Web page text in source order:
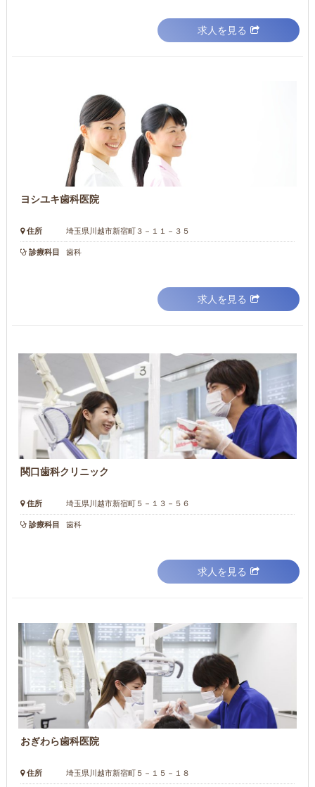
求人を見る
ヨシユキ歯科医院
住所 埼玉県川越市新宿町３－１１－３５
診療科目 歯科
求人を見る
関口歯科クリニック
住所 埼玉県川越市新宿町５－１３－５６
診療科目 歯科
求人を見る
おぎわら歯科医院
住所 埼玉県川越市新宿町５－１５－１８